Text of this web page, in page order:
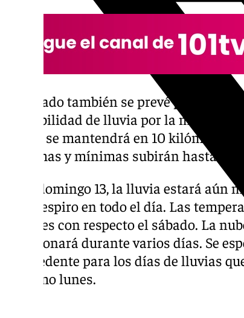
El sábado también se prevé pasado por
probabilidad de lluvia por la mañana
viento se mantendrá en 10 kilómetros
máximas y mínimas subirán hasta los
Ya el domingo 13, la lluvia estará aún
dará respiro en todo el día. Las
estables con respecto el sábado. La
abandonará durante varios días. Se
antecedente para los días de lluvias
próximo lunes.